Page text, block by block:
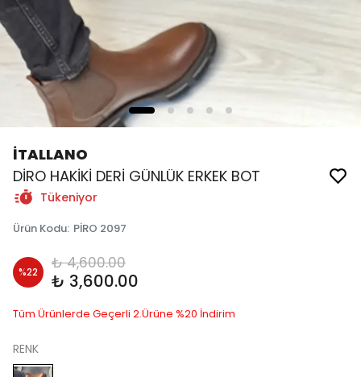
İTALLANO
DİRO HAKİKİ DERİ GÜNLÜK ERKEK BOT
Tükeniyor
Ürün Kodu: PİRO 2097
%22 ₺ 4,600.00
₺ 3,600.00
Tüm Ürünlerde Geçerli 2.Ürüne %20 İndirim
RENK